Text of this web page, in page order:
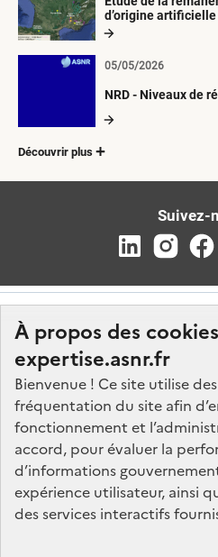
À propos des
expertise.asnr.fr
Bienvenue ! Ce site utilise
fréquentation du site afin
fonctionnement et
accord, pour évaluer la
d’informations
expérience utilisateur, ainsi
des services interactifs
d’origine artificielle
NRD - Niveaux de
05/05/2026
Découvrir plus
Suivez-
Nos marchés
Nos offres d'emploi
FAQ
Glossaire